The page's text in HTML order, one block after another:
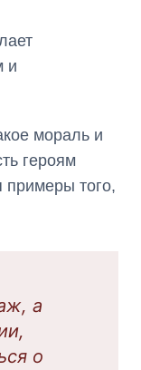
и
мораль и
героям
примеры того,
а
о